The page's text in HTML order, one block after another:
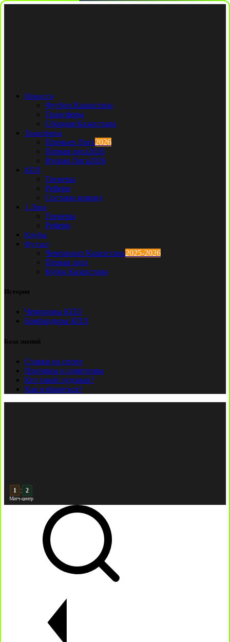
Новости
Футбол Казахстана
Трансферы
Сборная Казахстана
Трансферы
Премьер Лига2026
Первая лига2026
Вторая Лига2026
КПЛ
Тренеры
Рефери
Составы команд
1 Лига
Тренеры
Рефери
Клубы
Футзал
Чемпионат Казахстана2025-2026
Первая лига
Кубок Казахстана
История
Чемпионы КПЛ
Бомбардиры КПЛ
База знаний
Ставки на спорт
Причины и симптомы
Кто такой лудоман?
Как избавиться?
2 : 2
Матч-центр